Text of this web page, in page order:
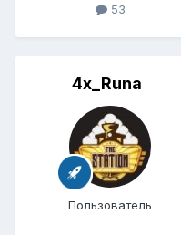
53
4x_Runa
Пользователь